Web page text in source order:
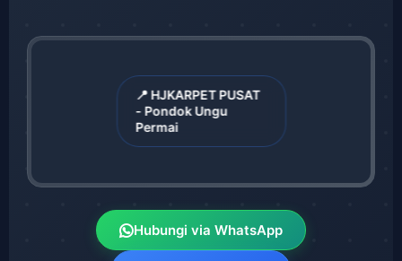
📍 HJKARPET PUSAT
- Pondok Ungu
Permai
Hubungi via WhatsApp